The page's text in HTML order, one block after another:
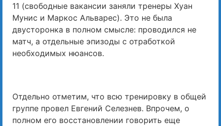
11 (свободные вакансии заняли тренеры Хуан
Мунис и Маркос Альварес). Это не была
двусторонка в полном смысле: проводился не
матч, а отдельные эпизоды с отработкой
необходимых нюансов.
Отдельно отметим, что всю тренировку в общей
группе провел Евгений Селезнев. Впрочем, о
полном его восстановлении говорить еще